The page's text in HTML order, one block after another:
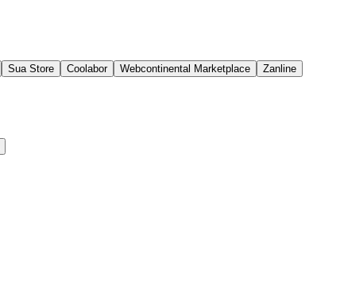
Sua Store Coolabor Webcontinental Marketplace Zanline